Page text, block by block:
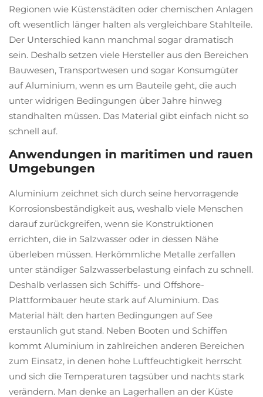
Regionen wie Küstenstädten oder chemischen Anlagen
oft wesentlich länger halten als vergleichbare Stahlteile.
Der Unterschied kann manchmal sogar dramatisch
sein. Deshalb setzen viele Hersteller aus den Bereichen
Bauwesen, Transportwesen und sogar Konsumgüter
auf Aluminium, wenn es um Bauteile geht, die auch
unter widrigen Bedingungen über Jahre hinweg
standhalten müssen. Das Material gibt einfach nicht so
schnell auf.
Anwendungen in maritimen und rauen
Umgebungen
Aluminium zeichnet sich durch seine hervorragende
Korrosionsbeständigkeit aus, weshalb viele Menschen
darauf zurückgreifen, wenn sie Konstruktionen
errichten, die in Salzwasser oder in dessen Nähe
überleben müssen. Herkömmliche Metalle zerfallen
unter ständiger Salzwasserbelastung einfach zu schnell.
Deshalb verlassen sich Schiffs- und Offshore-
Plattformbauer heute stark auf Aluminium. Das
Material hält den harten Bedingungen auf See
erstaunlich gut stand. Neben Booten und Schiffen
kommt Aluminium in zahlreichen anderen Bereichen
zum Einsatz, in denen hohe Luftfeuchtigkeit herrscht
und sich die Temperaturen tagsüber und nachts stark
verändern. Man denke an Lagerhallen an der Küste